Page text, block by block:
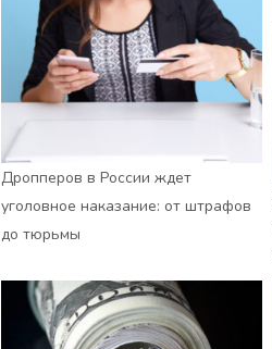
Дропперов в России ждет
уголовное наказание: от штрафов
до тюрьмы